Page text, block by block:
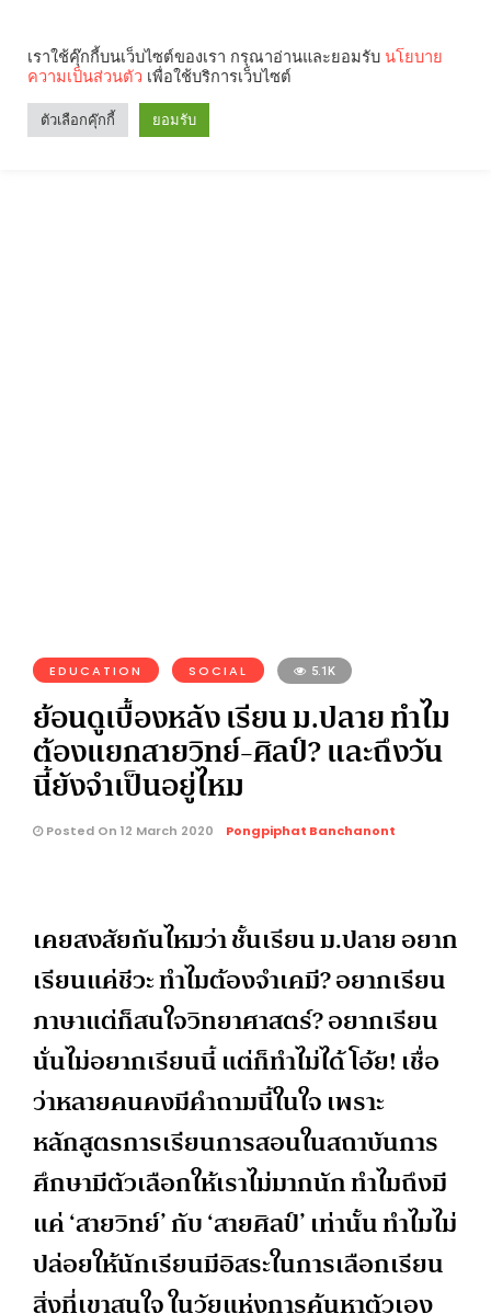
EDUCATION SOCIAL 5.1K
ย้อนดูเบื้องหลัง เรียน ม.ปลาย ทำไม
ต้องแยกสายวิทย์-ศิลป์? และถึงวัน
นี้ยังจำเป็นอยู่ไหม
Posted On 12 March 2020 Pongpiphat Banchanont
เคยสงสัยกันไหมว่า ชั้นเรียน ม.ปลาย อยาก
เรียนแค่ชีวะ ทำไมต้องจำเคมี? อยากเรียน
ภาษาแต่ก็สนใจวิทยาศาสตร์? อยากเรียน
นั่นไม่อยากเรียนนี้ แต่ก็ทำไม่ได้ โอ้ย! เชื่อ
ว่าหลายคนคงมีคำถามนี้ในใจ เพราะ
หลักสูตรการเรียนการสอนในสถาบันการ
ศึกษามีตัวเลือกให้เราไม่มากนัก ทำไมถึงมี
แค่ ‘สายวิทย์’ กับ ‘สายศิลป์’ เท่านั้น ทำไมไม่
ปล่อยให้นักเรียนมีอิสระในการเลือกเรียน
สิ่งที่เขาสนใจ ในวัยแห่งการค้นหาตัวเอง
เราใช้คุ๊กกี้บนเว็บไซต์ของเรา กรุณาอ่านและยอมรับ นโยบาย
ความเป็นส่วนตัว เพื่อใช้บริการเว็บไซต์
ตัวเลือกคุ๊กกี้ ยอมรับ